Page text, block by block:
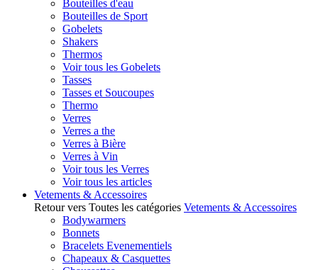
Bouteilles d'eau
Bouteilles de Sport
Gobelets
Shakers
Thermos
Voir tous les Gobelets
Tasses
Tasses et Soucoupes
Thermo
Verres
Verres a the
Verres à Bière
Verres à Vin
Voir tous les Verres
Voir tous les articles
Vetements & Accessoires
Retour vers Toutes les catégories Vetements & Accessoires
Bodywarmers
Bonnets
Bracelets Evenementiels
Chapeaux & Casquettes